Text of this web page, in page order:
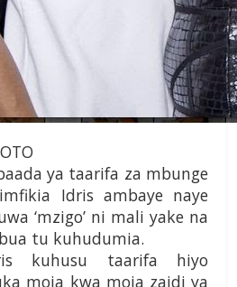
ya taarifa za mbunge
Idris ambaye naye
‘mzigo’ ni mali yake na
tu kuhudumia.
kuhusu taarifa hiyo
moja kwa moja zaidi ya